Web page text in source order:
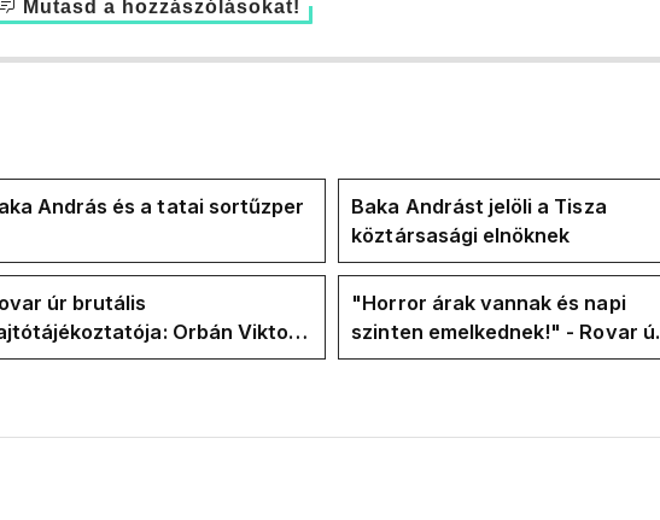
Mutasd a hozzászólásokat!
András és a tatai sortűzper
Baka Andrást jelöli a Tisza
köztársasági elnöknek
úr brutális
Orbán Viktor
a Vadhajtások a felelős a
"Horror árak vannak és napi
szinten emelkednek!" - Rovar úr
Facebook-oldalán lázadnak a